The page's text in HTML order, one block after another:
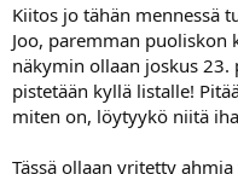
Kiitos jo tähän mennessä
Joo, paremman puoliskon
näkymin ollaan joskus
pistetään kyllä listalle!
miten on, löytyykö niitä
Tässä ollaan yritetty